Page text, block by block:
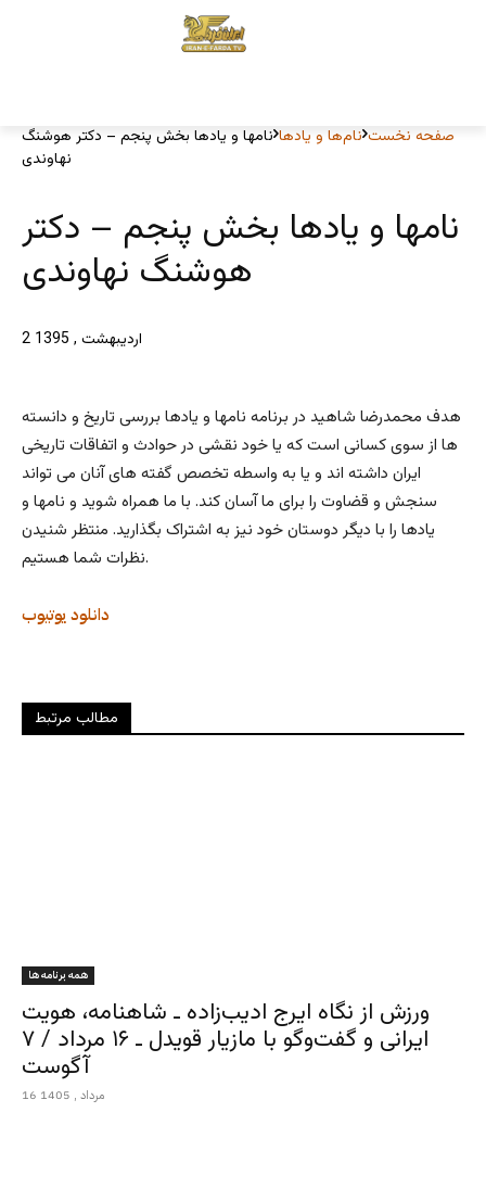
صفحه نخست نام‌ها و یادها نامها و یادها بخش پنجم – دکتر هوشنگ
نهاوندی
نامها و یادها بخش پنجم – دکتر
هوشنگ نهاوندی
2 اردیبهشت , 1395
هدف محمدرضا شاهید در برنامه نامها و یادها بررسی تاریخ و دانسته
ها از سوی کسانی است که یا خود نقشی در حوادث و اتفاقات تاریخی
ایران داشته اند و یا به واسطه تخصص گفته های آنان می تواند
سنجش و قضاوت را برای ما آسان کند. با ما همراه شوید و نامها و
یادها را با دیگر دوستان خود نیز به اشتراک بگذارید. منتظر شنیدن
نظرات شما هستیم.
یوتیوب دانلود
مطالب مرتبط
همه برنامه ها
ورزش از نگاه ایرج ادیب‌زاده ـ شاهنامه، هویت
ایرانی و گفت‌وگو با مازیار قویدل ـ ۱۶ مرداد / ۷
آگوست
16 مرداد , 1405